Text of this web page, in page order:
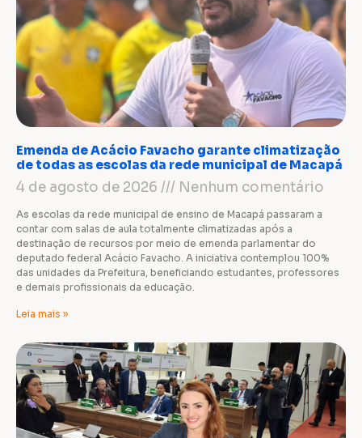
Emenda de Acácio Favacho garante climatização
de todas as escolas da rede municipal de Macapá
4 de agosto de 2026 Nenhum comentário
As escolas da rede municipal de ensino de Macapá passaram a
contar com salas de aula totalmente climatizadas após a
destinação de recursos por meio de emenda parlamentar do
deputado federal Acácio Favacho. A iniciativa contemplou 100%
das unidades da Prefeitura, beneficiando estudantes, professores
e demais profissionais da educação.
Leia mais »